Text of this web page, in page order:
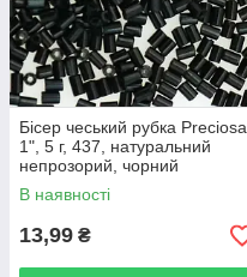
Бісер чеський рубка Preciosa
1", 5 г, 437, натуральний
непрозорий, чорний
В наявності
13,99 ₴